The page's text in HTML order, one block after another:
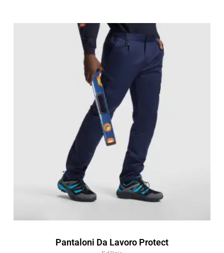
Pantaloni Da Lavoro Protect
14,80 €